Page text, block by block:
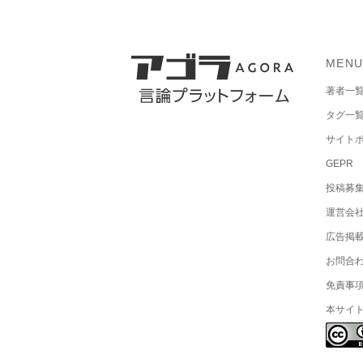
MENU
著者一
タグ一
サイト
GEPR
投稿募
運営会
広告掲
お問合
免責事
本サイ